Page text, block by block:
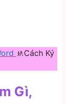
🚸Cách Ký
Gì,